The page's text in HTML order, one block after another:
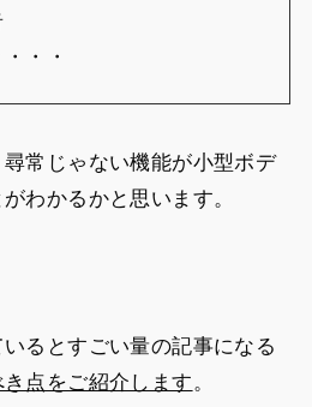
・・
尋常じゃない機能が小型ボデ
わかるかと思います。
るとすごい量の記事になる
点をご紹介します 。